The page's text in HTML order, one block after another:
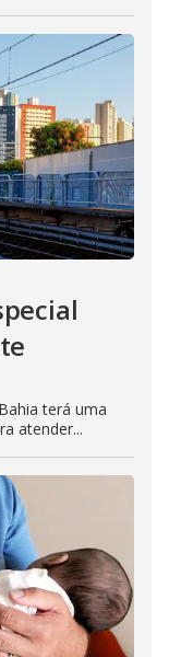
terá uma
atender...